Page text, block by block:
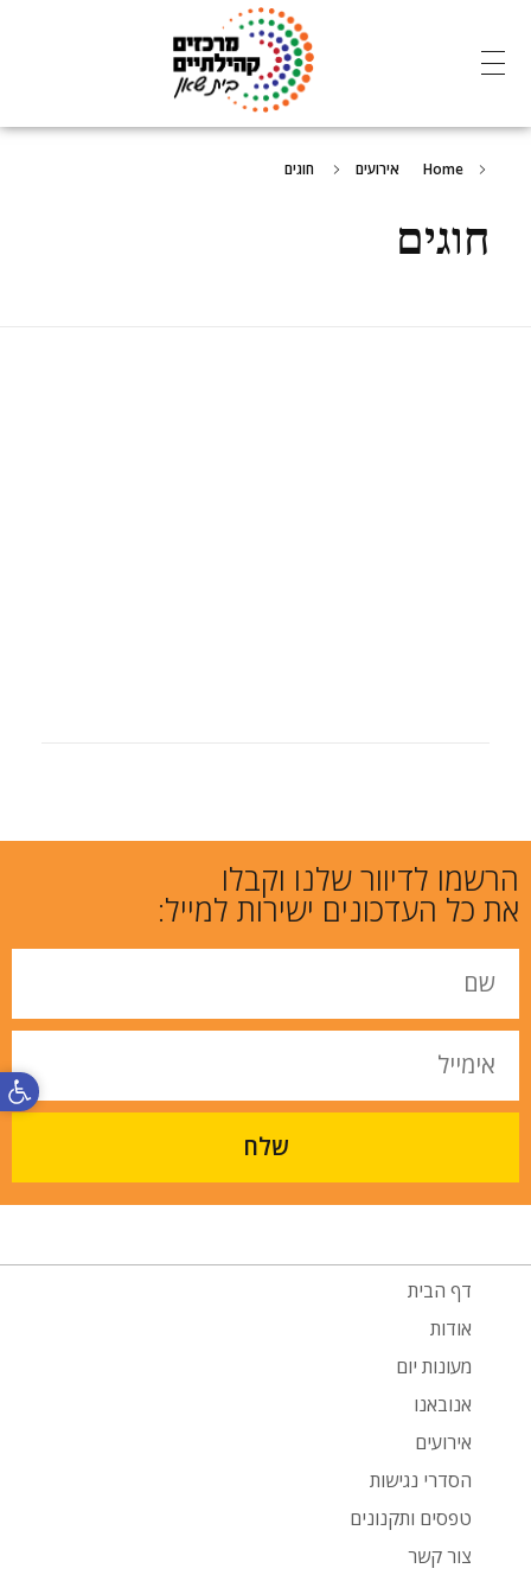
פתח
מרכזים קהילתיים - בית שאן
Home אירועים חוגים
חוגים
הרשמו לדיוור שלנו וקבלו
את כל העדכונים ישירות למייל:
שלח
דף הבית
אודות
מעונות יום
אנובאנו
אירועים
הסדרי נגישות
טפסים ותקנונים
צור קשר